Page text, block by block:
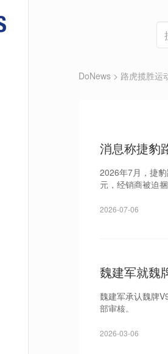
DoNews > 路虎揽胜运
消息称捷豹
2026年7月，捷
元，经销商被迫
2026-07-06
魏建军就魏
魏建军承认魏牌
部审核。
2026-03-06